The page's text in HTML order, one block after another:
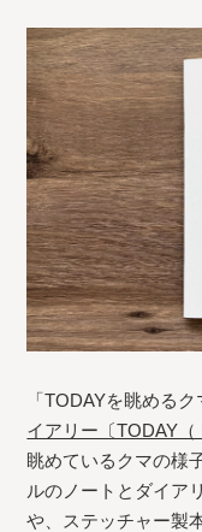
「TODAYを眺める
イアリー〔TODAY（
眺めているクマの様
ルのノートとダイア
や、ステッチャー製